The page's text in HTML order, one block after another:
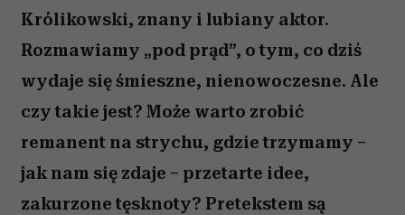
Królikowski, znany i lubiany aktor.
Rozmawiamy „pod prąd”, o tym, co dziś
wydaje się śmieszne, nienowoczesne. Ale
czy takie jest? Może warto zrobić
remanent na strychu, gdzie trzymamy –
jak nam się zdaje – przetarte idee,
zakurzone tęsknoty? Pretekstem są